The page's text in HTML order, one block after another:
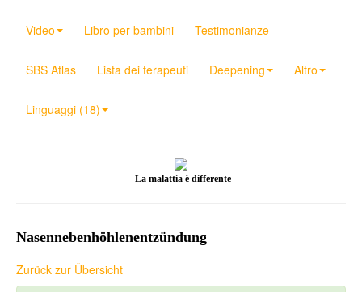
Video Libro per bambini Testimonianze
SBS Atlas Lista dei terapeuti Deepening Altro
Linguaggi (18)
La malattia è differente
Nasennebenhöhlenentzündung
Zurück zur Übersicht